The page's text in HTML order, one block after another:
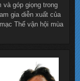
và góp giọng trong
gia diễn xuất của
Thế vận hội mùa